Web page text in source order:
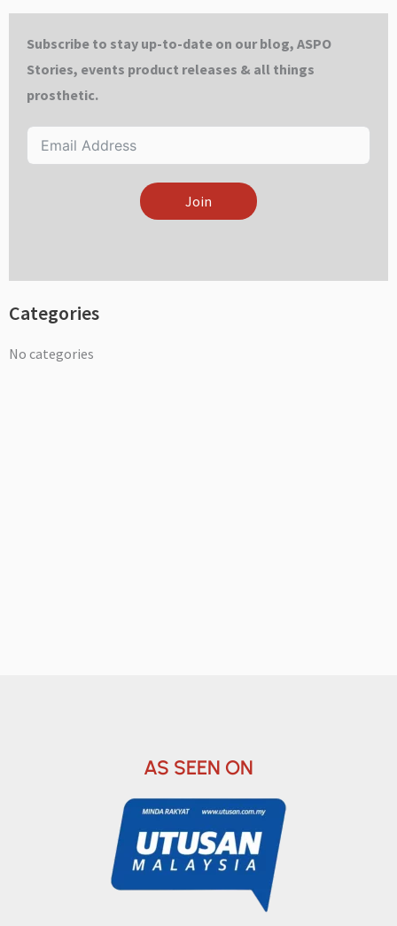
Subscribe to stay up-to-date on our blog, ASPO
Stories, events product releases & all things
prosthetic.
Join
Categories
No categories
AS SEEN ON